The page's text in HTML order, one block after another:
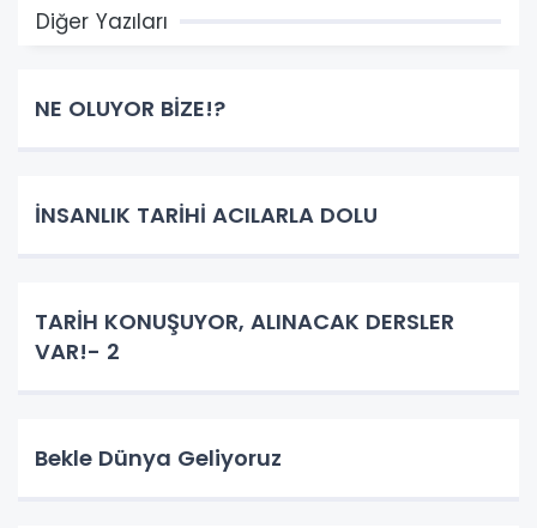
Diğer Yazıları
NE OLUYOR BİZE!?
İNSANLIK TARİHİ ACILARLA DOLU
TARİH KONUŞUYOR, ALINACAK DERSLER
VAR!- 2
Bekle Dünya Geliyoruz